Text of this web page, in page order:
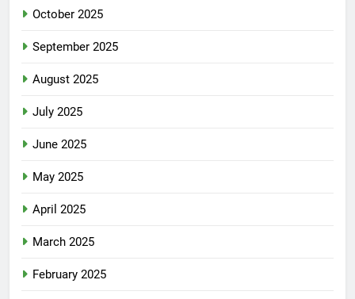
October 2025
September 2025
August 2025
July 2025
June 2025
May 2025
April 2025
March 2025
February 2025